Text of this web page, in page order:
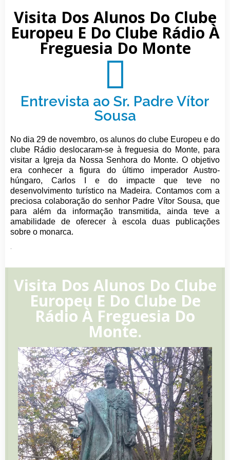
Visita Dos Alunos Do Clube
Europeu E Do Clube Rádio À
Freguesia Do Monte
Entrevista ao Sr. Padre Vítor
Sousa
No dia 29 de novembro, os alunos do clube Europeu e do
clube Rádio deslocaram-se à freguesia do Monte, para
visitar a Igreja da Nossa Senhora do Monte. O objetivo
era conhecer a figura do último imperador Austro-
húngaro, Carlos I e do impacte que teve no
desenvolvimento turístico na Madeira. Contamos com a
preciosa colaboração do senhor Padre Vítor Sousa, que
para além da informação transmitida, ainda teve a
amabilidade de oferecer à escola duas publicações
sobre o monarca.
.
Visita Dos Alunos Do Clube
Europeu E Do Clube De
Rádio À Freguesia Do
Monte.